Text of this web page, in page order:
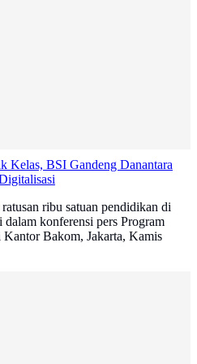
Kelas, BSI Gandeng Danantara
ribu satuan pendidikan di
konferensi pers Program
Bakom, Jakarta, Kamis